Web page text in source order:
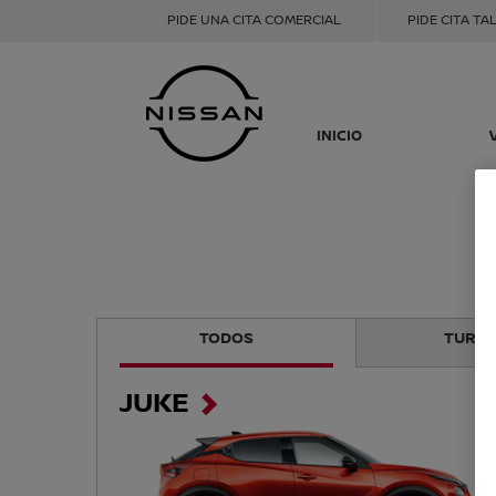
INICIO
PIDE UNA CITA COMERCIAL PIDE CITA
TODOS
JUKE